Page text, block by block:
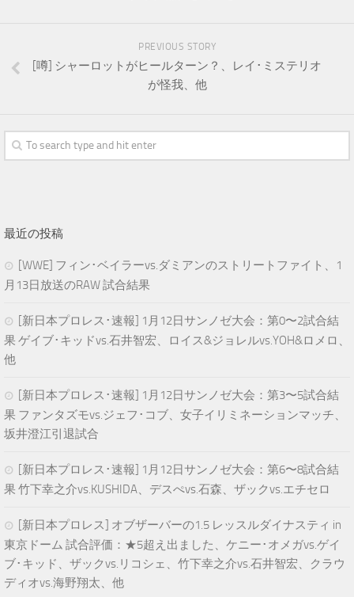
PREVIOUS STORY
[噂] シャーロットがヒールターン？、レイ･ミステリオ
が怪我、他
最近の投稿
[WWE] フィン･ベイラーvs.ダミアンのストリートファイト、1
月13日放送のRAW 試合結果
[新日本プロレス･速報] 1月12日サンノゼ大会：第0〜2試合結
果 ゲイブ･キッドvs.石井智宏、ロイス&ジョレルvs.YOH&ロメロ、
他
[新日本プロレス･速報] 1月12日サンノゼ大会：第3〜5試合結
果 ファンタズモvs.ジェフ･コブ、女子イリミネーションマッチ、
坂井澄江引退試合
[新日本プロレス･速報] 1月12日サンノゼ大会：第6〜8試合結
果 竹下幸之介vs.KUSHIDA、デスぺvs.石森、ザックvs.エチセロ
[新日本プロレス] オブザーバーの1.5 レッスルダイナスティ in
東京ドーム 試合評価：★5超え出ました、ケニー･オメガvs.ゲイ
ブ･キッド、ザックvs.リコシェ、竹下幸之介vs.石井智宏、クラウ
ディオvs.海野翔太、他